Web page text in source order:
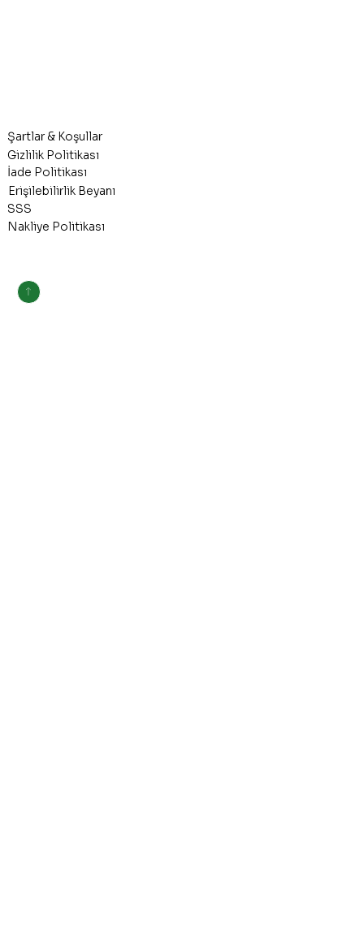
Şartlar & Koşullar
Gizlilik Politikası
İade Politikası
Erişilebilirlik Beyanı
Nakliye Politikası
SSS